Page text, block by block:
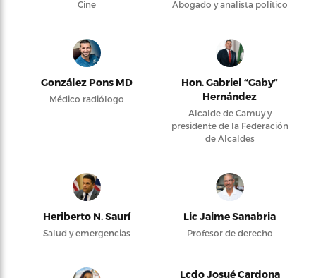
Cine Abogado y analista político
González Pons MD
Médico radiólogo
Hon. Gabriel “Gaby”
Hernández
Alcalde de Camuy y
presidente de la Federación
de Alcaldes
Heriberto N. Saurí
Salud y emergencias
Lic Jaime Sanabria
Profesor de derecho
Lcdo Josué Cardona